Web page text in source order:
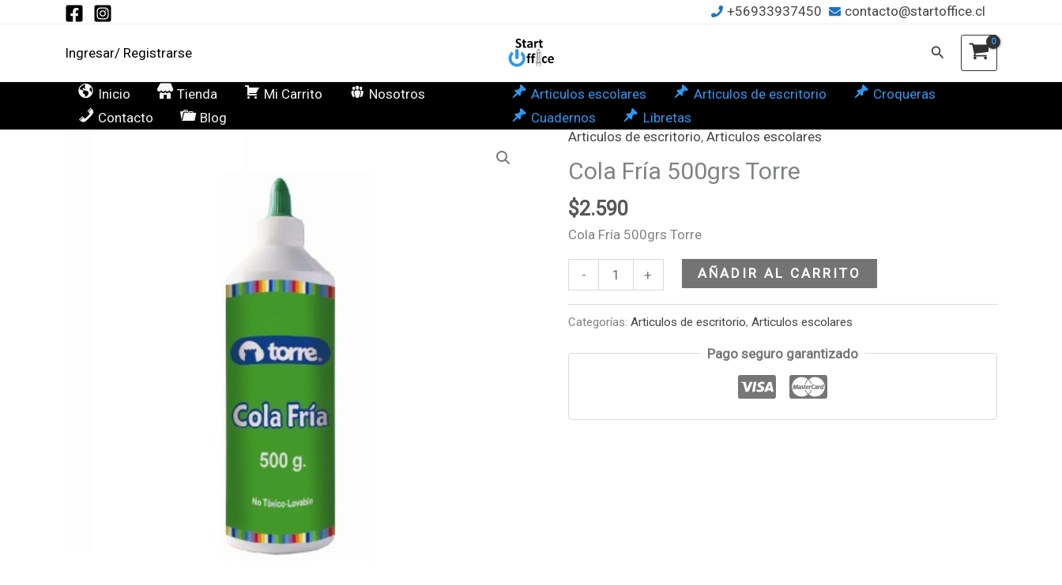
+56933937450 contacto@startoffice.cl
Ingresar/ Registrarse Buscar
Inicio Tienda Mi Carrito
Nosotros
Contacto
Blog
Articulos escolares Articulos de escritorio
Croqueras
Cuadernos
Libretas
Articulos de escritorio,Articulos escolares
Cola Fría 500grs Torre
$2.590
Cola Fría 500grs Torre
-
Cola
Fría
500grs
Torre
cantidad
+ AÑADIR AL CARRITO
Categorías:Articulos de escritorio,Articulos escolares
Pago seguro garantizado
Torre